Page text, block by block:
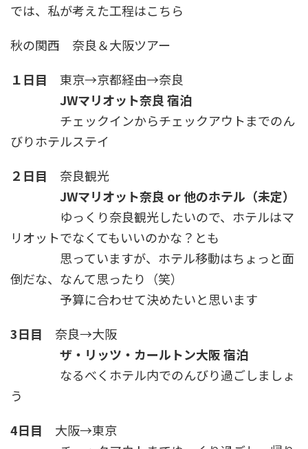
では、私が考えた工程はこちら
秋の関西 奈良＆大阪ツアー
１日目 東京→京都経由→奈良
JWマリオット奈良 宿泊
チェックインからチェックアウトまでのん
びりホテルステイ
２日目 奈良観光
JWマリオット奈良 or 他のホテル（未定）
ゆっくり奈良観光したいので、ホテルはマ
リオットでなくてもいいのかな？とも
思っていますが、ホテル移動はちょっと面
倒だな、なんて思ったり（笑）
予算に合わせて決めたいと思います
3日目 奈良→大阪
ザ・リッツ・カールトン大阪 宿泊
なるべくホテル内でのんびり過ごしましょ
う
4日目 大阪→東京